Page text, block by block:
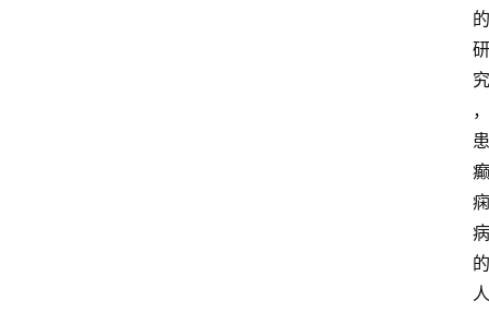
的
研
究
，
患
癫
痫
病
的
人